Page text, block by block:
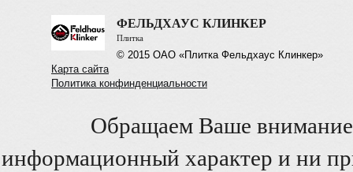
ФЕЛЬДХАУС КЛИНКЕР
Плитка
© 2015 ОАО «Плитка Фельдхаус Клинкер»
Карта сайта
Политика конфинденциальности
Обращаем Ваше внимание
информационный характер и ни